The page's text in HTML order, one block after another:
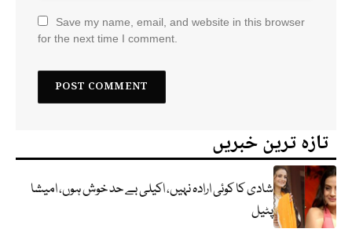
Save my name, email, and website in this browser
for the next time I comment.
تازہ ترین خبریں
شادی کا کوئی ارادہ نہیں، اکیلی بے حد خوش ہوں، امیشا
پٹیل